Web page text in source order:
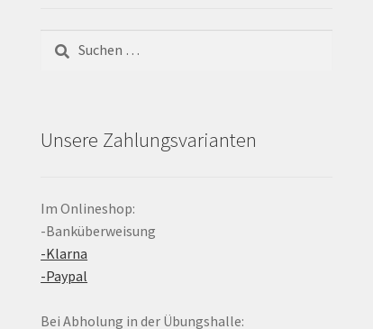
nach:
Unsere Zahlungsvarianten
Im Onlineshop:
-Banküberweisung
-Klarna
-Paypal
Bei Abholung in der Übungshalle: